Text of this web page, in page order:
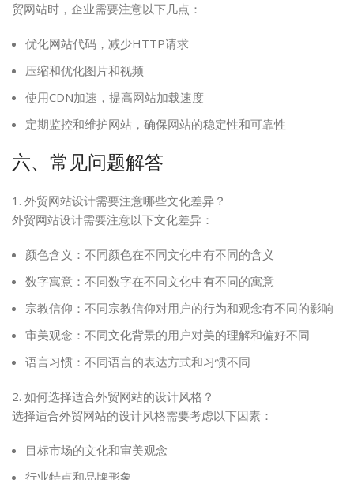
贸网站时，企业需要注意以下几点：
优化网站代码，减少HTTP请求
压缩和优化图片和视频
使用CDN加速，提高网站加载速度
定期监控和维护网站，确保网站的稳定性和可靠性
六、常见问题解答
1. 外贸网站设计需要注意哪些文化差异？
外贸网站设计需要注意以下文化差异：
颜色含义：不同颜色在不同文化中有不同的含义
数字寓意：不同数字在不同文化中有不同的寓意
宗教信仰：不同宗教信仰对用户的行为和观念有不同的影响
审美观念：不同文化背景的用户对美的理解和偏好不同
语言习惯：不同语言的表达方式和习惯不同
2. 如何选择适合外贸网站的设计风格？
选择适合外贸网站的设计风格需要考虑以下因素：
目标市场的文化和审美观念
行业特点和品牌形象